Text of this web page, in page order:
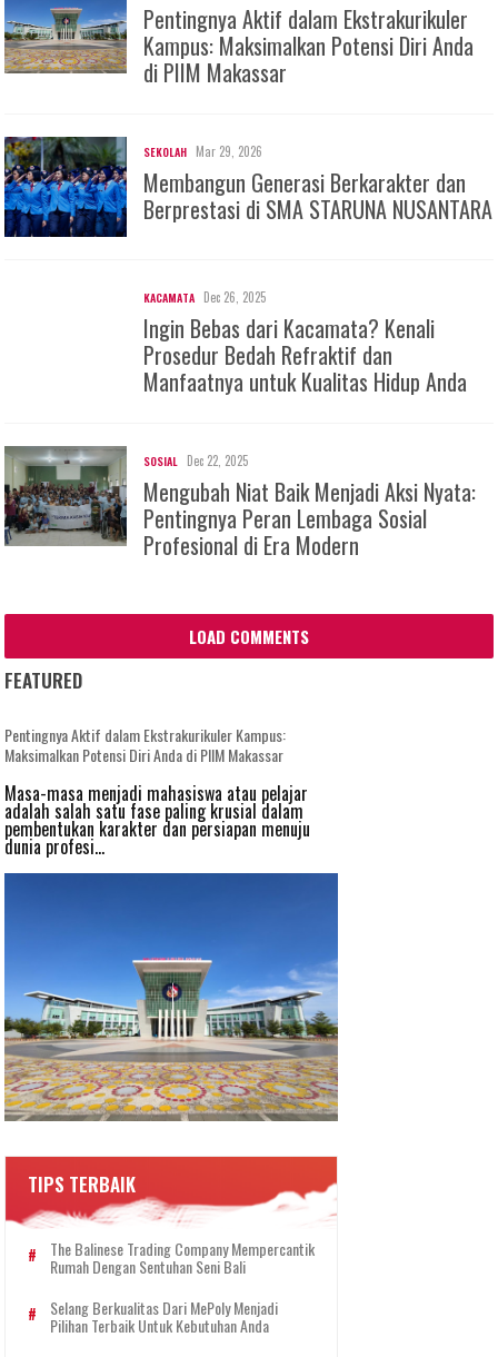
Pentingnya Aktif dalam Ekstrakurikuler
Kampus: Maksimalkan Potensi Diri Anda
di PIIM Makassar
SEKOLAH Mar 29, 2026
Membangun Generasi Berkarakter dan
Berprestasi di SMA STARUNA NUSANTARA
KACAMATA Dec 26, 2025
Ingin Bebas dari Kacamata? Kenali
Prosedur Bedah Refraktif dan
Manfaatnya untuk Kualitas Hidup Anda
SOSIAL Dec 22, 2025
Mengubah Niat Baik Menjadi Aksi Nyata:
Pentingnya Peran Lembaga Sosial
Profesional di Era Modern
LOAD COMMENTS
FEATURED
Pentingnya Aktif dalam Ekstrakurikuler Kampus:
Maksimalkan Potensi Diri Anda di PIIM Makassar
Masa-masa menjadi mahasiswa atau pelajar
adalah salah satu fase paling krusial dalam
pembentukan karakter dan persiapan menuju
dunia profesi...
TIPS TERBAIK
The Balinese Trading Company Mempercantik
Rumah Dengan Sentuhan Seni Bali
Selang Berkualitas Dari MePoly Menjadi
Pilihan Terbaik Untuk Kebutuhan Anda